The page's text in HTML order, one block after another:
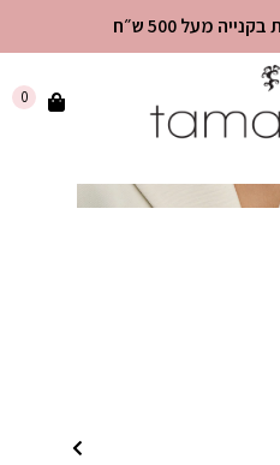
מעל 500 ש״ח
0